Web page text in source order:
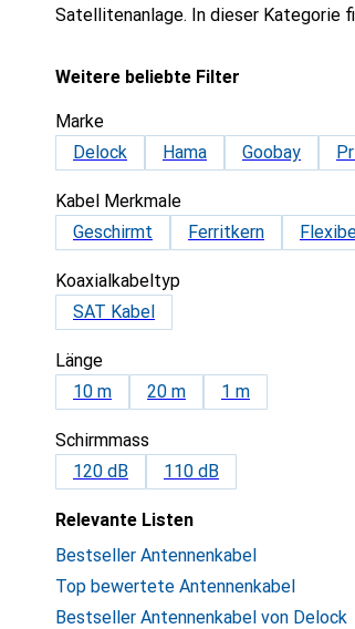
Satellitenanlage. In dieser Kategorie
Weitere beliebte Filter
Marke
Delock
Hama Goobay
Kabel Merkmale
Geschirmt
Ferritkern
Koaxialkabeltyp
SAT Kabel
Länge
10 m
20 m 1 m
Schirmmass
120 dB
110 dB
Relevante Listen
Bestseller Antennenkabel
Top bewertete Antennenkabel
Bestseller Antennenkabel von Delock